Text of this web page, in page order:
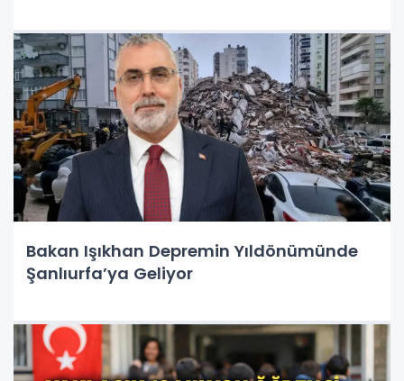
Bakan Işıkhan Depremin Yıldönümünde
Şanlıurfa’ya Geliyor